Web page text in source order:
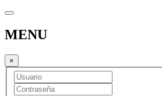
MENU
×